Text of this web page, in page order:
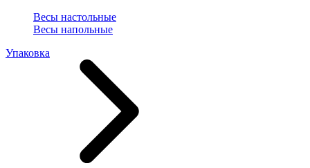
Весы настольные
Весы напольные
Упаковка